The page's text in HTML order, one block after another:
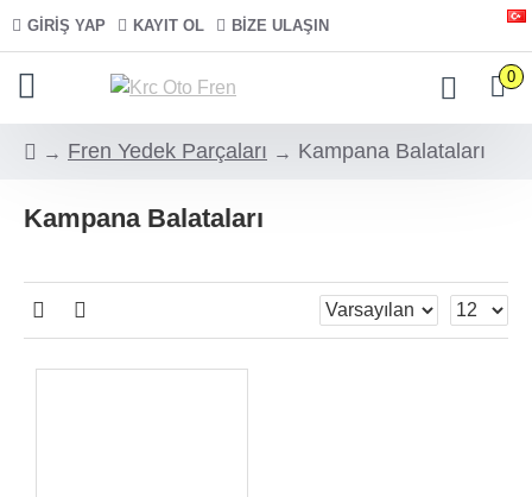
GIRIŞ YAP KAYIT OL BIZE ULAŞIN
0
Fren Yedek Parçaları Kampana Balataları
Kampana Balataları